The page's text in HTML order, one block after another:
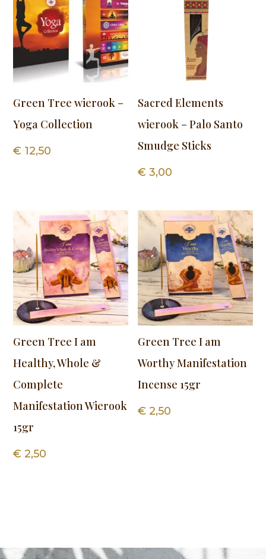
Green Tree wierook –
Yoga Collection
€ 12,50
Sacred Elements
wierook – Palo Santo
Smudge Sticks
€ 3,00
Green Tree I am
Healthy, Whole &
Complete
Manifestation Wierook
15gr
€ 2,50
Green Tree I am
Worthy Manifestation
Incense 15gr
€ 2,50